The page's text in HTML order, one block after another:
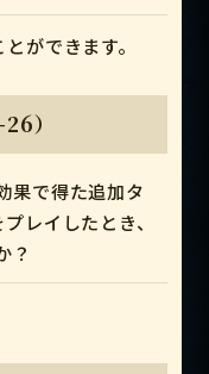
ができます。
）
果で得た追加タ
レイしたとき、
？